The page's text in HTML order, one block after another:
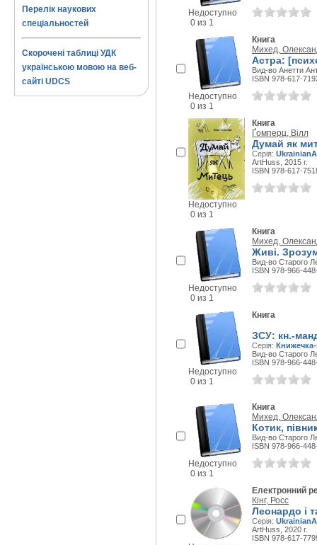
Перелік наукових
спеціальностей
Скорочені таблиці УДК
українською мовою на веб-
сайті UDCS
Недоступно
0 из 1
Недоступно
0 из 1
Книга
Михед,
Астра:
Вид-во Анетти
ISBN 978-617-
Недоступно
0 из 1
Книга
Ґомперц, Вілл
Думай як
Серія:
ArtHuss, 2015 г.
ISBN 978-617-
Недоступно
0 из 1
Книга
Михед,
Живі.
Вид-во Старого
ISBN 978-966-
Недоступно
0 из 1
Книга
ЗСУ: кн.-
Серія:
Вид-во Старого
ISBN 978-966-
Недоступно
0 из 1
Книга
Михед,
Котик,
Вид-во Старого
ISBN 978-966-
Електронний
Кінг, Росс
Леонардо і
Серія:
ArtHuss, 2020 г.
ISBN 978-617-